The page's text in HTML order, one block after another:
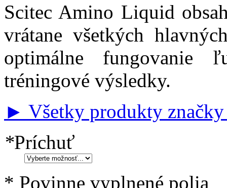
Scitec Amino Liquid
vrátane všetkých
optimálne fungovanie
tréningové výsledky.
► Všetky produkty
*Príchuť
* Povinne vyplnené polia